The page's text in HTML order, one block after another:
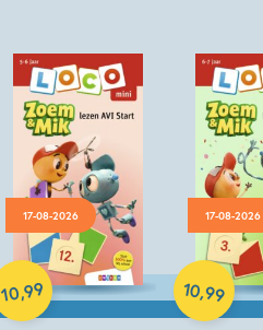
17-08-2026
10,99
Paperback
17-08-2026
10,99
Paperback